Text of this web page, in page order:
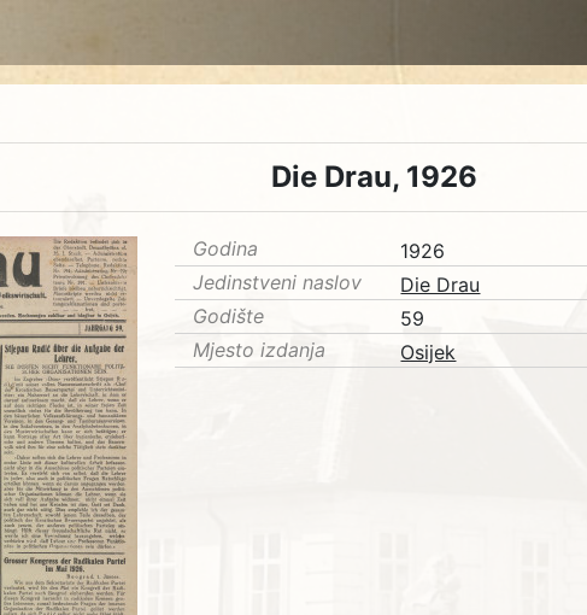
Die Drau, 1926
Godina
1926
Jedinstveni naslov
Die Drau
Godište
59
Mjesto izdanja
Osijek